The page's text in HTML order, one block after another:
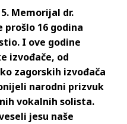
Memorijal dr.
prošlo 16 godina
I ove godine
izvođače, od
zagorskih izvođača
narodni prizvuk
vokalnih solista.
jesu naše